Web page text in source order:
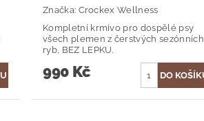
Značka: Crockex Wellness
Kompletní krmivo pro dospělé psy
všech plemen z čerstvých sezónních
ryb, BEZ LEPKU.
990 Kč